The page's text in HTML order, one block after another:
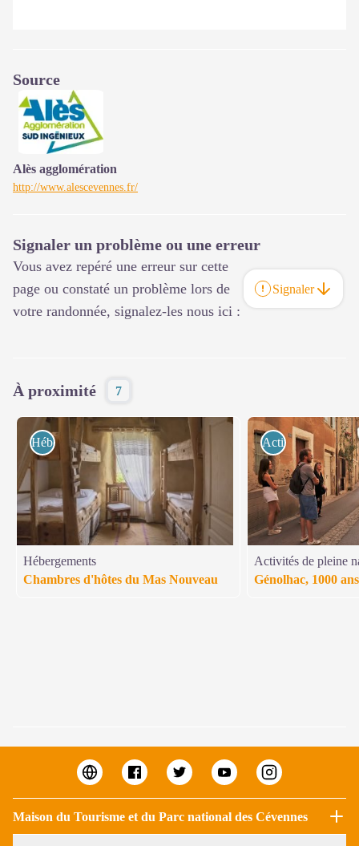
Source
Alès agglomération
http://www.alescevennes.fr/
Signaler un problème ou une erreur
Vous avez repéré une erreur sur cette
page ou constaté un problème lors de
votre randonnée, signalez-les nous ici :
Signaler
À proximité 7
Hébergements
Hébergements
Chambres d'hôtes du Mas Nouveau
Activités de pleine
Activités de pleine
Génolhac, 1000
Maison du Tourisme et du Parc national des Cévennes